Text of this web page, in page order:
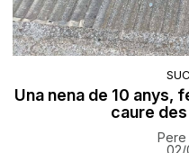
Una nena de 10 anys,
caure
Pere
02/